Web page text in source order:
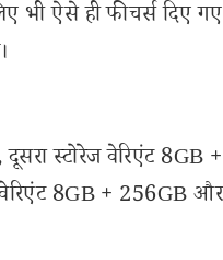
ऐसे ही फीचर्स दिए गए
स्टोरेज वेरिएंट 8GB
8GB + 256GB